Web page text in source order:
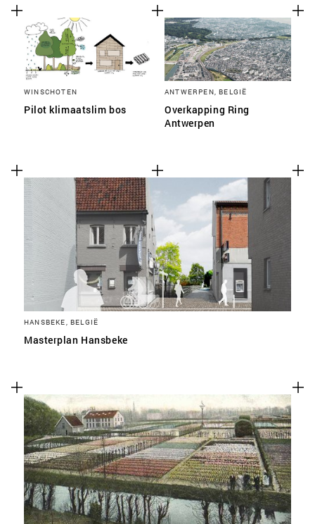
WINSCHOTEN
Pilot klimaatslim bos
ANTWERPEN, BELGIË
Overkapping Ring
Antwerpen
HANSBEKE, BELGIË
Masterplan Hansbeke